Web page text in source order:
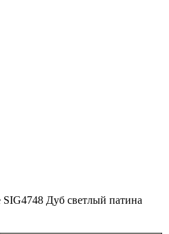
Дуб светлый патина